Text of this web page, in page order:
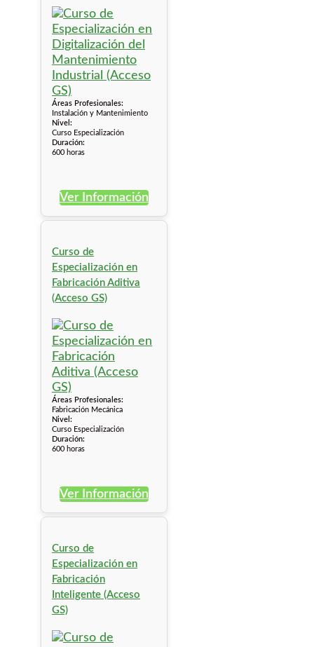
Áreas Profesionales:
Instalación y Mantenimiento
Nivel:
Curso Especialización
Duración:
600 horas
Ver Información
Curso de
Especialización en
Fabricación Aditiva
(Acceso GS)
Áreas Profesionales:
Fabricación Mecánica
Nivel:
Curso Especialización
Duración:
600 horas
Ver Información
Curso de
Especialización en
Fabricación
Inteligente (Acceso
GS)